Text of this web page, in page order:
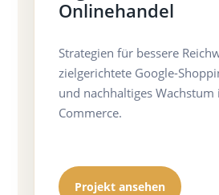
Onlinehandel
Strategien für bessere
zielgerichtete Google-
und nachhaltiges Wachstum
Commerce.
Projekt ansehen